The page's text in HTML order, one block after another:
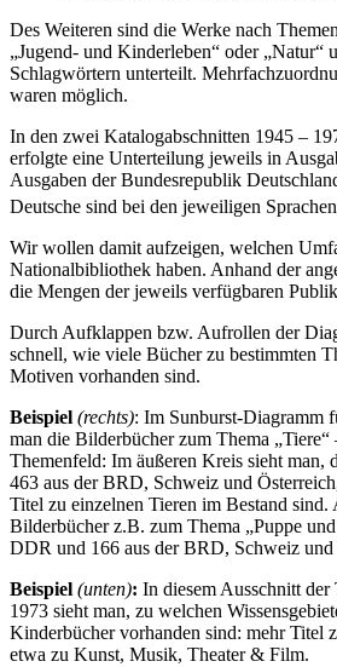
Des Weiteren sind die Werke nach
„Jugend- und Kinderleben“ oder „Natur“
Schlagwörtern unterteilt.
waren möglich.
In den zwei Katalogabschnitten 1945 –
erfolgte eine Unterteilung jeweils in
Ausgaben der Bundesrepublik
Deutsche sind bei den jeweiligen
Wir wollen damit aufzeigen, welchen
Nationalbibliothek haben. Anhand der
die Mengen der jeweils verfügbaren
Durch Aufklappen bzw. Aufrollen der
schnell, wie viele Bücher zu bestimmten
Motiven vorhanden sind.
Beispiel (rechts): Im Sunburst-Diagramm
man die Bilderbücher zum Thema „Tiere“
Themenfeld: Im äußeren Kreis sieht man,
463 aus der BRD, Schweiz und
Titel zu einzelnen Tieren im Bestand sind.
Bilderbücher z.B. zum Thema „Puppe
DDR und 166 aus der BRD, Schweiz und
Beispiel (unten): In diesem Ausschnitt
1973 sieht man, zu welchen
Kinderbücher vorhanden sind: mehr Titel
etwa zu Kunst, Musik, Theater & Film.